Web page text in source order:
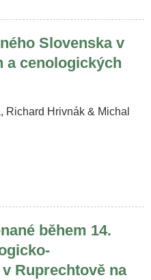
Slovenska v
a cenologických
Richard Hrivnák & Michal
během 14.
Ruprechtově na